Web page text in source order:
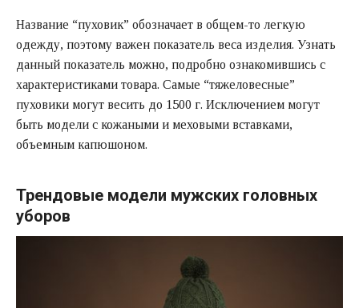
Название “пуховик” обозначает в общем-то легкую
одежду, поэтому важен показатель веса изделия. Узнать
данный показатель можно, подробно ознакомившись с
характеристиками товара. Самые “тяжеловесные”
пуховики могут весить до 1500 г. Исключением могут
быть модели с кожаными и меховыми вставками,
объемным капюшоном.
Трендовые модели мужских головных
уборов